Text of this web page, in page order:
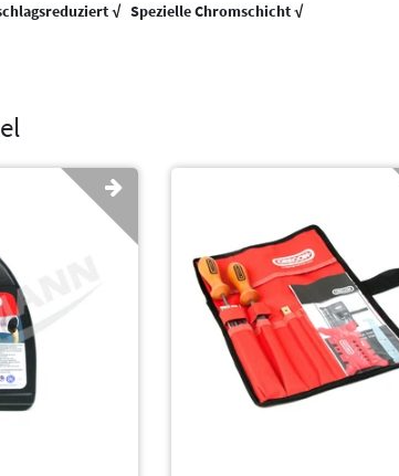
√ Spezielle Chromschicht √